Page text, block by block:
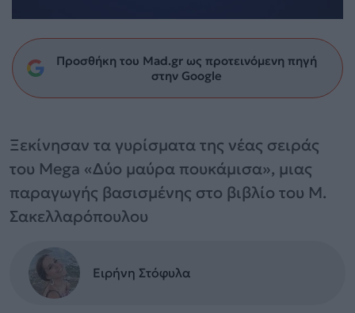
Προσθήκη του Mad.gr ως προτεινόμενη πηγή
στην Google
Ξεκίνησαν τα γυρίσματα της νέας σειράς
του Mega «Δύο μαύρα πουκάμισα», μιας
παραγωγής βασισμένης στο βιβλίο του Μ.
Σακελλαρόπουλου
Ειρήνη Στόφυλα